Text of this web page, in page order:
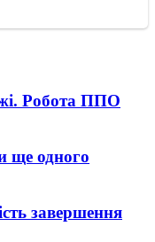
Робота ППО
ще одного
завершення